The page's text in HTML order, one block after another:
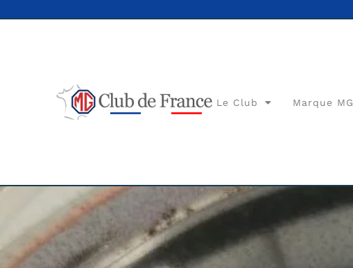
Le Club Marque MG